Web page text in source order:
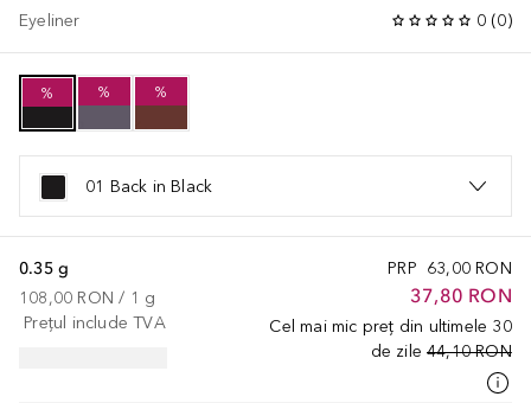
Eyeliner 0 (0)
% % %
01 Back in Black
PRP 63,00 RON
37,80 RON
Cel mai mic preț din ultimele 30
de zile 44,10 RON
0.35 g
108,00 RON / 1 g
Prețul include TVA